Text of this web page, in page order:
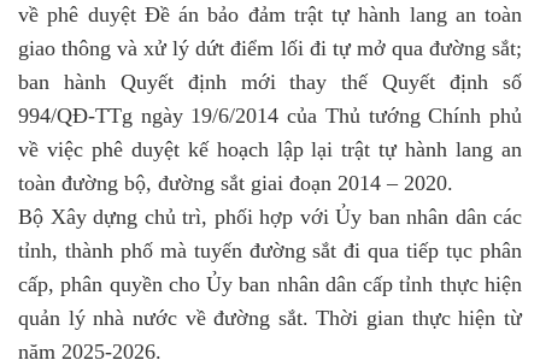
về phê duyệt Đề án bảo đảm trật tự hành lang an toàn
giao thông và xử lý dứt điểm lối đi tự mở qua đường sắt;
ban hành Quyết định mới thay thế Quyết định số
994/QĐ-TTg ngày 19/6/2014 của Thủ tướng Chính phủ
về việc phê duyệt kế hoạch lập lại trật tự hành lang an
toàn đường bộ, đường sắt giai đoạn 2014 – 2020.
Bộ Xây dựng chủ trì, phối hợp với Ủy ban nhân dân các
tỉnh, thành phố mà tuyến đường sắt đi qua tiếp tục phân
cấp, phân quyền cho Ủy ban nhân dân cấp tỉnh thực hiện
quản lý nhà nước về đường sắt. Thời gian thực hiện từ
năm 2025-2026.